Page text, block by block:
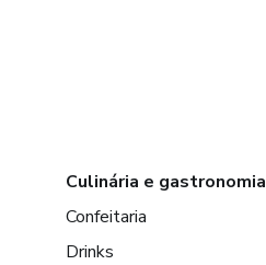
Culinária e gastronomia
Confeitaria
Drinks